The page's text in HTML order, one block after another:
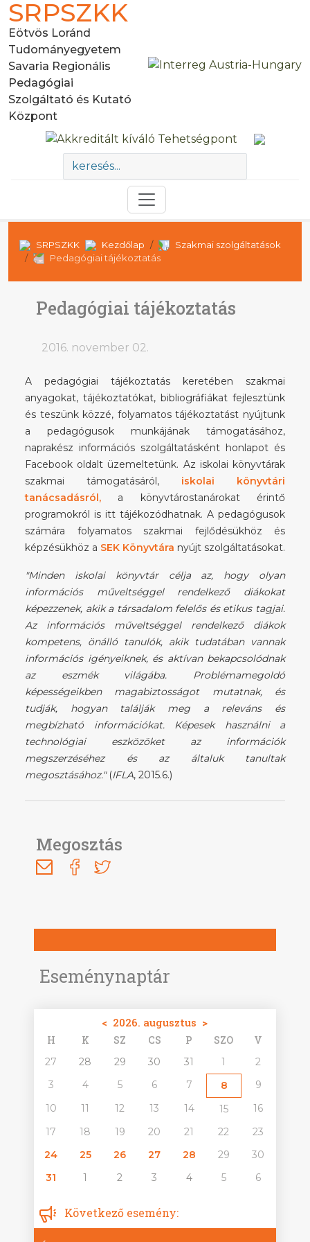
SRPSZKK
Eötvös Loránd
Tudományegyetem
Savaria Regionális
Pedagógiai
Szolgáltató és Kutató
Központ
SRPSZKK Kezdőlap
Szakmai szolgáltatások
Pedagógiai tájékoztatás
Eseménynaptár
< 2026. augusztus >
H K SZ CS P SZO V
27 28 29 30 31 1
2
3
4 5 6 7 8
9
10
11 12 13 14 15
16
17
18 19 20 21 22
23
24
25 26 27 28 29
30
31
1 2 3 4 5 6
Következő esemény:
Pedagógiai tájékoztatás
2016. november 02.
A pedagógiai tájékoztatás keretében szakmai
anyagokat, tájékoztatókat, bibliográfiákat fejlesztünk
és teszünk közzé, folyamatos tájékoztatást nyújtunk
a pedagógusok munkájának támogatásához,
naprakész információs szolgáltatásként honlapot és
Facebook oldalt üzemeltetünk. Az iskolai könyvtárak
szakmai támogatásáról, iskolai könyvtári
tanácsadásról, a könyvtárostanárokat érintő
programokról is itt tájékozódhatnak. A pedagógusok
számára folyamatos szakmai fejlődésükhöz és
képzésükhöz a SEK Könyvtára nyújt szolgáltatásokat.
"Minden iskolai könyvtár célja az, hogy olyan
információs műveltséggel rendelkező diákokat
képezzenek, akik a társadalom felelős és etikus tagjai.
Az információs műveltséggel rendelkező diákok
kompetens, önálló tanulók, akik tudatában vannak
információs igényeiknek, és aktívan bekapcsolódnak
az eszmék világába. Problémamegoldó
képességeikben magabiztosságot mutatnak, és
tudják, hogyan találják meg a releváns és
megbízható információkat. Képesek használni a
technológiai eszközöket az információk
megszerzéséhez és az általuk tanultak
megosztásához."(IFLA, 2015.6.)
Megosztás